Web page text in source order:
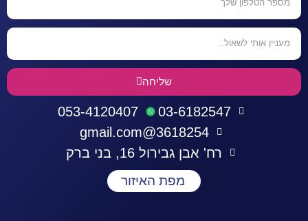
שליחה
03-6182547
053-4120407
3618254@gmail.com
רח' אבן גבירול 16, בני ברק
מפת האיזור